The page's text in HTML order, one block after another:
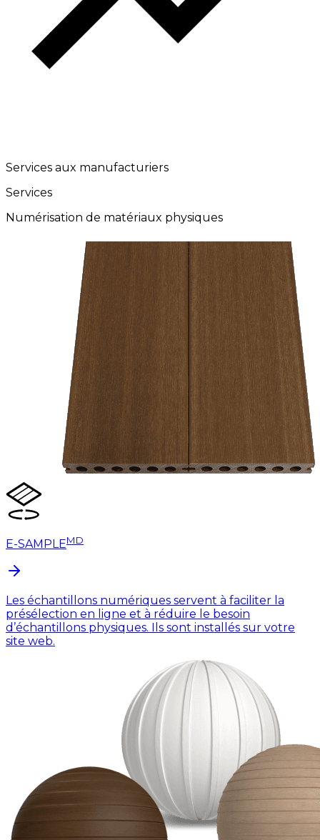
Services aux manufacturiers
Services
Numérisation de matériaux physiques
E-SAMPLEMD
Les échantillons numériques servent à faciliter la
présélection en ligne et à réduire le besoin
d’échantillons physiques. Ils sont installés sur votre
site web.